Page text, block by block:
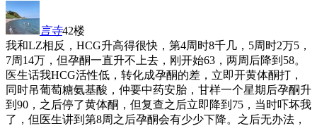
言寺42楼
我和LZ相反，HCG升高得很快，第4周时8千几，5周时2万5，
7周14万，但孕酮一直升不上去，刚开始63，两周后降到58。
医生话我HCG活性低，转化成孕酮的差，立即开黄体酮打，
同时吊葡萄糖氨基酸，仲要中药安胎，甘样一个星期后孕酮升
到90，之后停了黄体酮，但复查之后立即降到75，当时吓坏我
了，但医生讲到第8周之后孕酮会有少少下降。之后无办法，